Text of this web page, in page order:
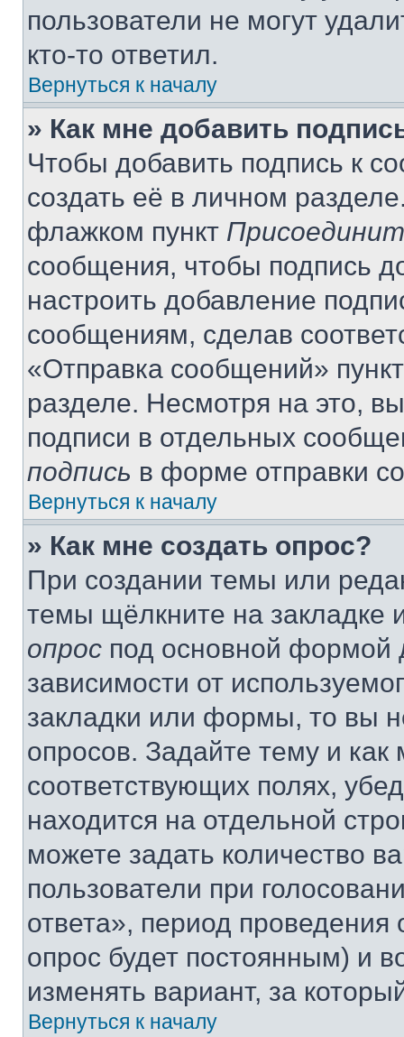
пользователи не могут
кто-то ответил.
Вернуться к началу
» Как мне добавить
Чтобы добавить подпись к
создать её в личном
флажком пункт
сообщения, чтобы подпись
настроить добавление
сообщениям, сделав
«Отправка сообщений»
разделе. Несмотря на это,
подписи в отдельных
подпись в форме отправки
Вернуться к началу
» Как мне создать опрос?
При создании темы или
темы щёлкните на
опрос под основной формой
зависимости от
закладки или формы, то вы
опросов. Задайте тему и
соответствующих полях,
находится на отдельной
можете задать количество
пользователи при
ответа», период проведения
опрос будет постоянным) и
изменять вариант, за
Вернуться к началу